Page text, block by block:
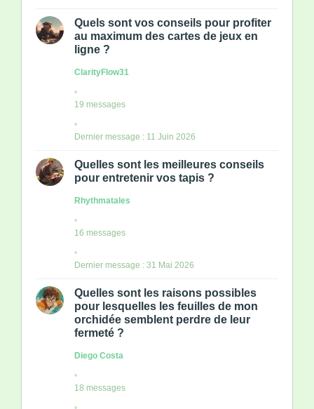
Quels sont vos conseils pour profiter
au maximum des cartes de jeux en
ligne ?
ClarityFlow31
19 messages
Dernier message : 11 Juin 2026
Quelles sont les meilleures conseils
pour entretenir vos tapis ?
Rhythmatales
16 messages
Dernier message : 31 Mai 2026
Quelles sont les raisons possibles
pour lesquelles les feuilles de mon
orchidée semblent perdre de leur
fermeté ?
Diego Costa
18 messages